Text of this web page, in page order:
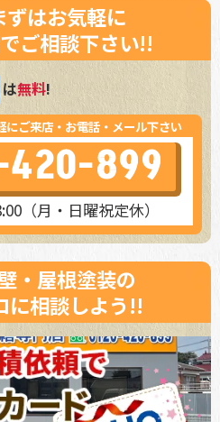
ずはお気軽に
ご相談下さい!!
は無料!
ご来店・お電話・メール下さい
420-899
（月・日曜祝定休）
・屋根塗装の
に相談しよう!!